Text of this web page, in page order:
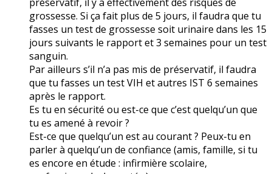
grossesse. Si ça fait plus de 5 jours, il faudra que tu
fasses un test de grossesse soit urinaire dans les 15
jours suivants le rapport et 3 semaines pour un test
sanguin.
Par ailleurs s’il n’a pas mis de préservatif, il faudra
que tu fasses un test VIH et autres IST 6 semaines
après le rapport.
Es tu en sécurité ou est-ce que c’est quelqu’un que
tu es amené à revoir ?
Est-ce que quelqu’un est au courant ? Peux-tu en
parler à quelqu’un de confiance (amis, famille, si tu
es encore en étude : infirmière scolaire,